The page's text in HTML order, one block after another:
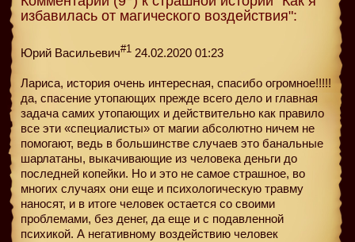
избавилась от магического воздействия":
Юрий Васильевич#1 24.02.2020 01:23
Лариса, история очень интересная, спасибо огромное!!!!!
да, спасение утопающих прежде всего дело и главная
задача самих утопающих и действительно как правило
все эти «специалисты» от магии абсолютно ничем не
помогают, ведь в большинстве случаев это банальные
шарлатаны, выкачивающие из человека деньги до
последней копейки. Но и это не самое страшное, во
многих случаях они еще и психологическую травму
наносят, и в итоге человек остается со своими
проблемами, без денег, да еще и с подавленной
психикой. А негативному воздействию человек